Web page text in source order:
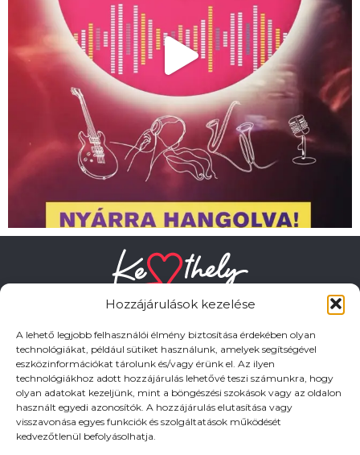
Hozzájárulások kezelése
A lehető legjobb felhasználói élmény biztosítása érdekében olyan
technológiákat, például sütiket használunk, amelyek segítségével
eszközinformációkat tárolunk és/vagy érünk el. Az ilyen
technológiákhoz adott hozzájárulás lehetővé teszi számunkra, hogy
olyan adatokat kezeljünk, mint a böngészési szokások vagy az oldalon
használt egyedi azonosítók. A hozzájárulás elutasítása vagy
visszavonása egyes funkciók és szolgáltatások működését
kedvezőtlenül befolyásolhatja.
HASZNOS LINKEK
Adatkezelési tájékoztató
Impresszum